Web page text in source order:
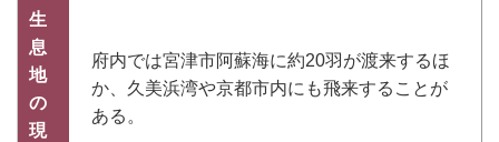
生
息
地
の
現
府内では宮津市阿蘇海に約20羽が渡来するほ
か、久美浜湾や京都市内にも飛来することが
ある。